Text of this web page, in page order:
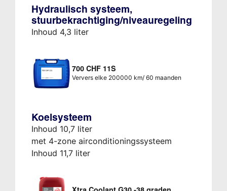
Hydraulisch systeem,
stuurbekrachtiging/niveauregeling
Inhoud 4,3 liter
700 CHF 11S
Ververs elke 200000 km/ 60 maanden
Koelsysteem
Inhoud 10,7 liter
met 4-zone airconditioningssysteem
Inhoud 11,7 liter